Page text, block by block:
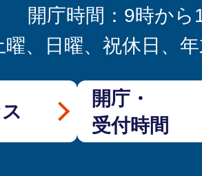
開庁時間：9時から
曜、日曜、祝休日、
開庁・
受付時間